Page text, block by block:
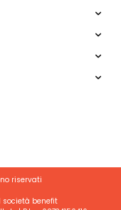
riservati
benefit